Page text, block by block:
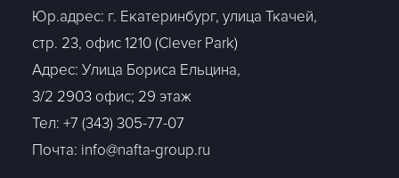
Юр.адрес: г. Екатеринбург, улица Ткачей,
стр. 23, офис 1210 (Clever Park)
Адрес: Улица Бориса Ельцина,
3/2 2903 офис; 29 этаж
Тел: +7 (343) 305-77-07
Почта: info@nafta-group.ru